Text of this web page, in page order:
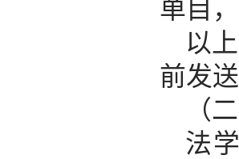
单目
以
前发
（
法